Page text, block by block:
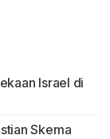
Israel di
Skema